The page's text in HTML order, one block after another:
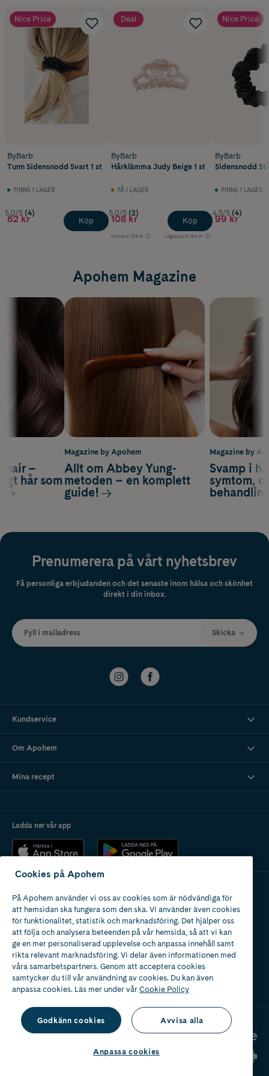
Nice Price
ByBarb
Tunn Sidensnodd Svart 1 st
FINNS I LAGER
5.0/5 (4)
62 kr Köp
Deal
ByBarb
Hårklämma Judy Beige 1 st
FÅ I LAGER
5.0/5 (2)
108 kr
Ord.pris 135 kr Lägsta pris 134 kr
Köp
Nice Price
ByBarb
Sidensnodd
FINNS I LAGER
4.5/5 (4)
99 kr
Apohem Magazine
Magazine by
Svamp i
symtom,
hair –
hår som
Magazine by Apohem
Allt om Abbey Yung-
metoden – en komplett
guide!
Prenumerera på vårt nyhetsbrev
Få personliga erbjudanden och det senaste inom hälsa och skönhet
direkt i din inbox.
Fyll i mailadress Skicka
Kundservice
Om Apohem
Mina recept
Ladda ner vår app
Apotek med tillstånd
av Läkemedelsverket
Cookies på Apohem
På Apohem använder vi oss av cookies som är nödvändiga för
att hemsidan ska fungera som den ska. Vi använder även cookies
för funktionalitet, statistik och marknadsföring. Det hjälper oss
att följa och analysera beteenden på vår hemsida, så att vi kan
ge en mer personaliserad upplevelse och anpassa innehåll samt
rikta relevant marknadsföring. Vi delar även informationen med
våra samarbetspartners. Genom att acceptera cookies
samtycker du till vår användning av cookies. Du kan även
anpassa cookies. Läs mer under vårCookie Policy
Godkänn cookies Avvisa alla
Anpassa cookies